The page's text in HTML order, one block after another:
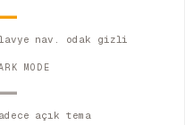
nav. odak gizli
MODE
açık tema